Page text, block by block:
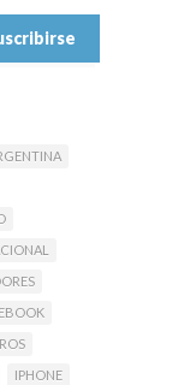
IPHONE